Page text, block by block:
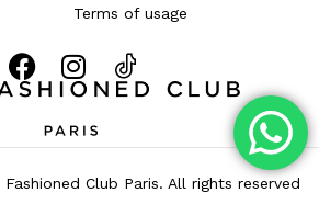
Terms of usage
Club Paris. All rights reserved